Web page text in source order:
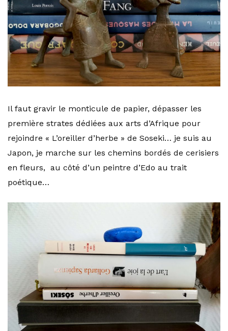
Il faut gravir le monticule de papier, dépasser les
première strates dédiées aux arts d’Afrique pour
rejoindre « L’oreiller d’herbe » de Soseki… je suis au
Japon, je marche sur les chemins bordés de cerisiers
en fleurs, au côté d’un peintre d’Edo au trait
poétique…